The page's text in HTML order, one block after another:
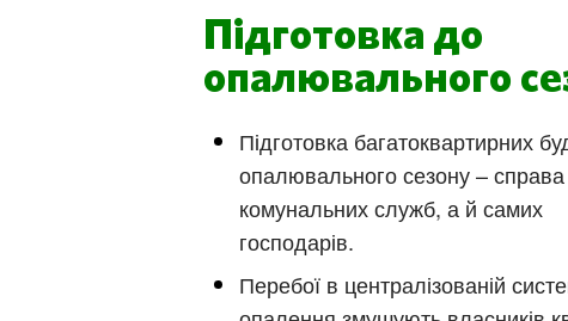
Підготовка до
опалювального
Підготовка багатоквартирних
опалювального сезону – справа
комунальних служб, а й самих
господарів.
Перебої в централізованій